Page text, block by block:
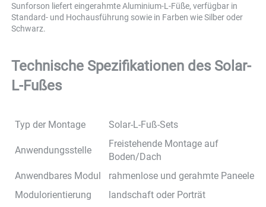
Sunforson liefert eingerahmte Aluminium-L-Füße, verfügbar in
Standard- und Hochausführung sowie in Farben wie Silber oder
Schwarz.
Technische Spezifikationen des Solar-
L-Fußes
Typ der Montage Solar-L-Fuß-Sets
Anwendungsstelle
Freistehende Montage auf
Boden/Dach
Anwendbares Modul
rahmenlose und gerahmte Paneele
Modulorientierung
landschaft oder Porträt